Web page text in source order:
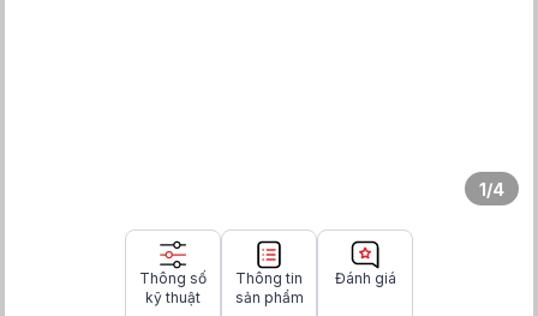
1/4
Thông số
kỹ thuật
Thông tin
sản phẩm
Đánh giá